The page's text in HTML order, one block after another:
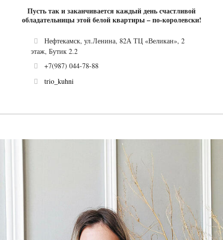
Пусть так и заканчивается каждый день счастливой
обладательницы этой белой квартиры – по-королевски!
Нефтекамск, ул.Ленина, 82А ТЦ «Великан», 2
этаж, Бутик 2.2
+7(987) 044-78-88
trio_kuhni